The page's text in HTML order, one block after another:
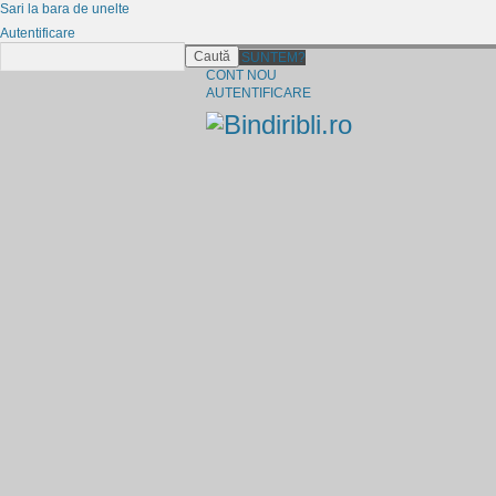
CINE SUNTEM?
CONT NOU
AUTENTIFICARE
Sari la bara de unelte
Autentificare
Caută